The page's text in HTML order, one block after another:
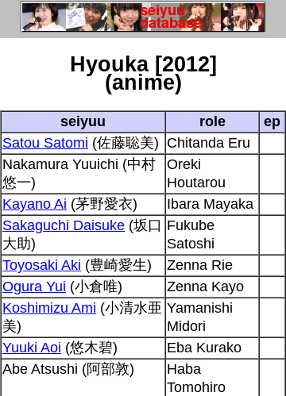
Hyouka [2012]
(anime)
seiyuu role
ep
Satou Satomi (佐藤聡美) Chitanda Eru
Nakamura Yuuichi (中村
悠一)
Oreki
Houtarou
Kayano Ai (茅野愛衣)
Ibara Mayaka
Sakaguchi Daisuke (坂口
大助)
Fukube
Satoshi
Toyosaki Aki (豊崎愛生)
Zenna Rie
Ogura Yui (小倉唯)
Zenna Kayo
Koshimizu Ami (小清水亜
美)
Yamanishi
Midori
Yuuki Aoi (悠木碧)
Eba Kurako
Abe Atsushi (阿部敦)
Haba
Tomohiro